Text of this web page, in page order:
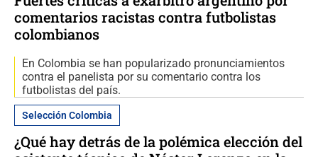
comentarios racistas contra futbolistas
colombianos
En Colombia se han popularizado pronunciamientos
contra el panelista por su comentario contra los
futbolistas del país.
Selección Colombia
¿Qué hay detrás de la polémica elección del